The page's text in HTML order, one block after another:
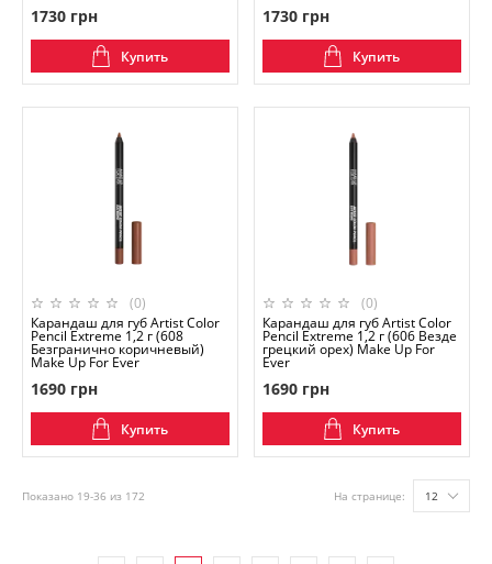
1730 грн
Купить
1730 грн
Купить
(0)
Карандаш для губ Artist Color
Pencil Extreme 1,2 г (608
Безгранично коричневый)
Make Up For Ever
1690 грн
Купить
(0)
Карандаш для губ Artist Color
Pencil Extreme 1,2 г (606 Везде
грецкий орех) Make Up For
Ever
1690 грн
Купить
Показано 19-36 из 172 На странице: 12